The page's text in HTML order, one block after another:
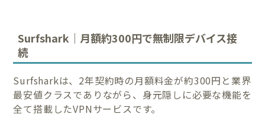
Surfshark｜月額約300円で無制限デバイス接
続
Surfsharkは、2年契約時の月額料金が約300円と業界
最安値クラスでありながら、身元隠しに必要な機能を
全て搭載したVPNサービスです。